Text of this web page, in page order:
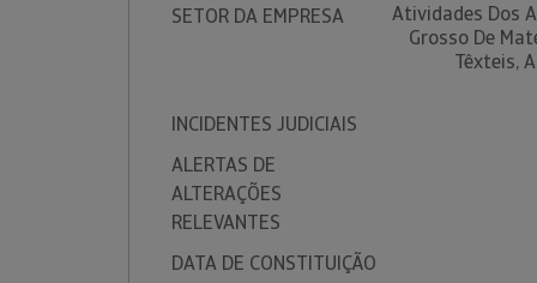
SETOR DA EMPRESA
Atividades Dos
Grosso De
Têxteis,
INCIDENTES JUDICIAIS
ALERTAS DE
ALTERAÇÕES
RELEVANTES
DATA DE CONSTITUIÇÃO